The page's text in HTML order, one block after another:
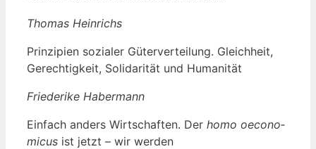
Tho­mas Heinrichs
Prin­zi­pi­en sozia­ler Güter­ver­tei­lung. Gleich­heit,
Gerech­tig­keit, Soli­da­ri­tät und Humanität
Frie­de­ri­ke Habermann
Ein­fach anders Wirt­schaf­ten. Der homo oeco­no­
mic­us ist jetzt – wir werden